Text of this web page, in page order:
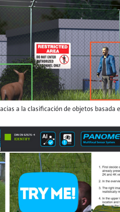
a la clasificación de objetos basada